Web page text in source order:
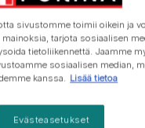
koskevat artikkelit
sivustomme toimii oikein ja
tarjota sosiaalisen
tietoliikennettä. Jaamme
sosiaalisen median,
kanssa. Lisää tietoa
Evästeasetukset